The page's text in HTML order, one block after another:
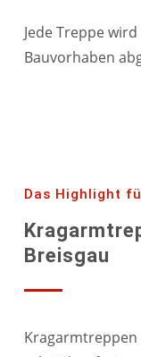
Jede Treppe
Bauvorhaben
Das Highlight
Breisgau
Kragarmtreppen